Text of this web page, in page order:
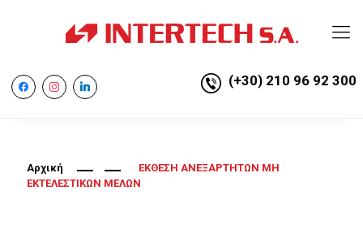
facebookinstagramlinkedin (+30) 210 96 92 300
Αρχική
ΕΚΘΕΣΗ ΑΝΕΞΑΡΤΗΤΩΝ ΜΗ
ΕΚΤΕΛΕΣΤΙΚΩΝ ΜΕΛΩΝ